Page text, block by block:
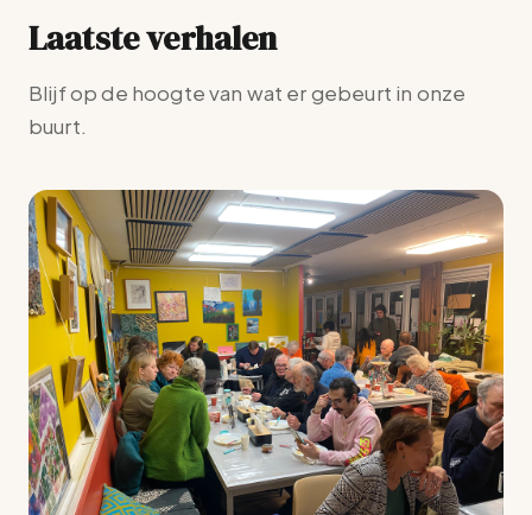
Laatste verhalen
Blijf op de hoogte van wat er gebeurt in onze
buurt.